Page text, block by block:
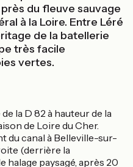
du fleuve sauvage
à la Loire. Entre Léré
de la batellerie
très facile
vertes.
la D 82 à hauteur de la
de Loire du Cher.
du canal à Belleville-sur-
(derrière la
halage paysagé, après 20